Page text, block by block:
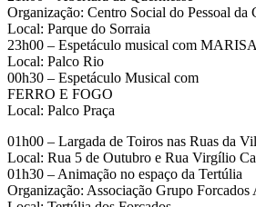
Organização: Centro Social do Pessoal da
Local: Parque do Sorraia
23h00 – Espetáculo musical com
Local: Palco Rio
00h30 – Espetáculo Musical com
FERRO E FOGO
Local: Palco Praça
01h00 – Largada de Toiros nas Ruas da
Local: Rua 5 de Outubro e Rua Virgílio
01h30 – Animação no espaço da Tertúlia
Organização: Associação Grupo Forcados